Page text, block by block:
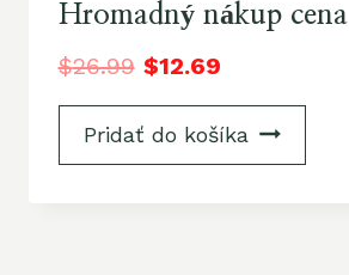
Hromadný nákup cena
$26.99 $12.69
Pridať do košíka